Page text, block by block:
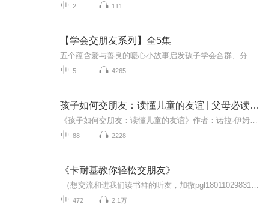
2 111
【学会交朋友系列】全5集
5 4265
孩子如何交朋友：读懂儿童的友谊 | 父母必读｜让孩子在交朋友中成长
88 2228
《卡耐基教你轻松交朋友》
472 2.1万